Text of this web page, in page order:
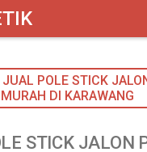
JUAL POLE STICK
MURAH DI KARAWANG
STICK JALON